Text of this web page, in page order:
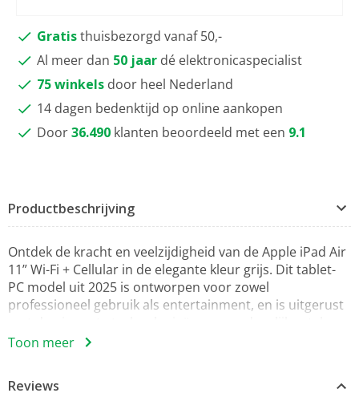
Gratisthuisbezorgd vanaf 50,-
Al meer dan 50 jaar dé elektronicaspecialist
75 winkels door heel Nederland
14 dagen bedenktijd op online aankopen
Door36.490 klanten beoordeeld met een 9.1
Productbeschrijving
Ontdek de kracht en veelzijdigheid van de Apple iPad Air
11” Wi-Fi + Cellular in de elegante kleur grijs. Dit tablet-
PC model uit 2025 is ontworpen voor zowel
professioneel gebruik als entertainment, en is uitgerust
te vereenvoudigen.
en een verbluffende resolutie van 2360 x 1640, kunt u
Toon meer
Reviews